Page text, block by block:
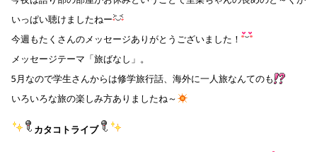
いっぱい聴けましたねー
今週もたくさんのメッセージありがとうございました！
メッセージテーマ「旅ばなし」。
5月なので学生さんからは修学旅行話、海外に一人旅なんてのも
いろいろな旅の楽しみ方ありましたね～
カタコトライブ